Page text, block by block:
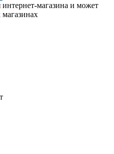
интернет-магазина и может